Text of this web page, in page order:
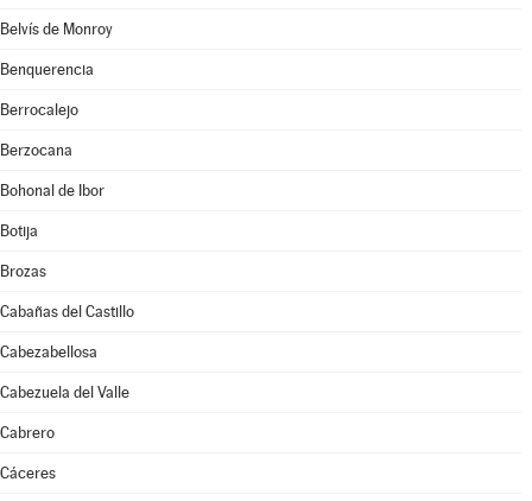
Belvís de Monroy
Benquerencia
Berrocalejo
Berzocana
Bohonal de Ibor
Botija
Brozas
Cabañas del Castillo
Cabezabellosa
Cabezuela del Valle
Cabrero
Cáceres